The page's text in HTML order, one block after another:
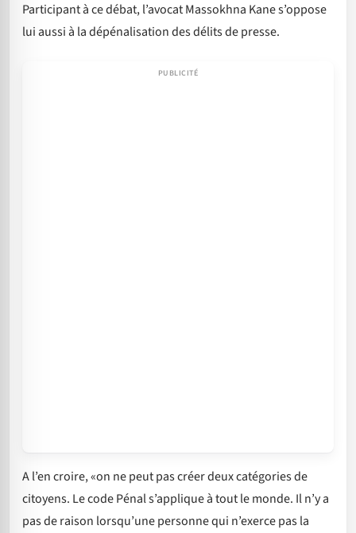
Participant à ce débat, l’avocat Massokhna Kane s’oppose
lui aussi à la dépénalisation des délits de presse.
A l’en croire, «on ne peut pas créer deux catégories de
citoyens. Le code Pénal s’applique à tout le monde. Il n’y a
pas de raison lorsqu’une personne qui n’exerce pas la